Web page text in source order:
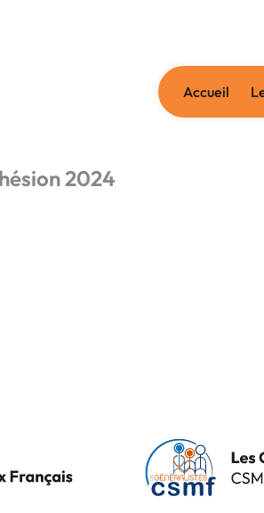
Accueil
2024